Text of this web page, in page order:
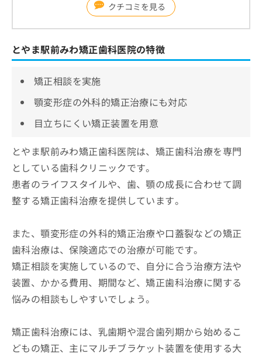
クチコミを見る
とやま駅前みわ矯正歯科医院の特徴
矯正相談を実施
顎変形症の外科的矯正治療にも対応
目立ちにくい矯正装置を用意
とやま駅前みわ矯正歯科医院は、矯正歯科治療を専門
としている歯科クリニックです。
患者のライフスタイルや、歯、顎の成長に合わせて調
整する矯正歯科治療を提供しています。
また、顎変形症の外科的矯正治療や口蓋裂などの矯正
歯科治療は、保険適応での治療が可能です。
矯正相談を実施しているので、自分に合う治療方法や
装置、かかる費用、期間など、矯正歯科治療に関する
悩みの相談もしやすいでしょう。
矯正歯科治療には、乳歯期や混合歯列期から始めるこ
どもの矯正、主にマルチブラケット装置を使用する大